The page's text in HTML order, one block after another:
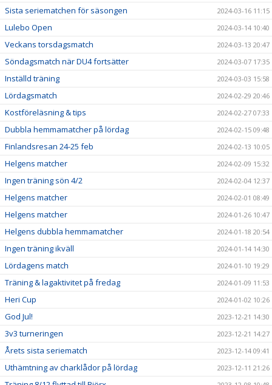
Sista seriematchen för säsongen 2024-03-16 11:15
Lulebo Open 2024-03-14 10:40
Veckans torsdagsmatch 2024-03-13 20:47
Söndagsmatch när DU4 fortsätter 2024-03-07 17:35
Inställd träning 2024-03-03 15:58
Lördagsmatch 2024-02-29 20:46
Kostföreläsning & tips 2024-02-27 07:33
Dubbla hemmamatcher på lördag 2024-02-15 09:48
Finlandsresan 24-25 feb 2024-02-13 10:05
Helgens matcher 2024-02-09 15:32
Ingen träning sön 4/2 2024-02-04 12:37
Helgens matcher 2024-02-01 08:49
Helgens matcher 2024-01-26 10:47
Helgens dubbla hemmamatcher 2024-01-18 20:54
Ingen träning ikväll 2024-01-14 14:30
Lördagens match 2024-01-10 19:29
Träning & lagaktivitet på fredag 2024-01-09 11:53
Heri Cup 2024-01-02 10:26
God Jul! 2023-12-21 14:30
3v3 turneringen 2023-12-21 14:27
Årets sista seriematch 2023-12-14 09:41
Uthämtning av charklådor på lördag 2023-12-11 21:26